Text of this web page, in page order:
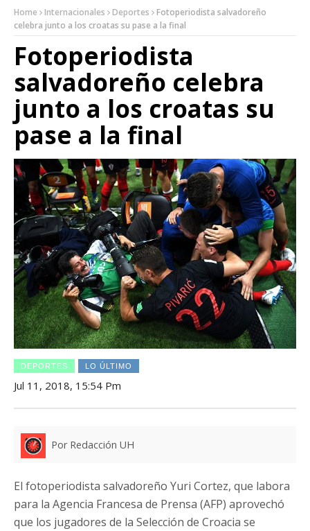
Home Internacionales Deportes
Fotoperiodista salvadoreño
celebra junto a los croatas su pase a la final
Fotoperiodista
salvadoreño celebra
junto a los croatas su
pase a la final
DEPORTES LO ÚLTIMO
Jul 11, 2018, 15:54 Pm
Por Redacción UH
El fotoperiodista salvadoreño Yuri Cortez, que labora
para la Agencia Francesa de Prensa (AFP) aprovechó
que los jugadores de la Selección de Croacia se